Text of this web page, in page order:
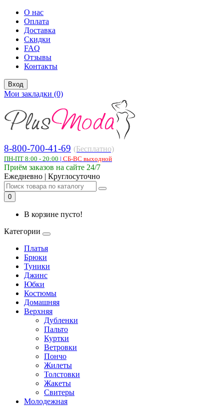
О нас
Оплата
Доставка
Скидки
FAQ
Отзывы
Контакты
Вход
Мои закладки (0)
8-800-700-41-69 (Бесплатно)
ПН-ПТ 8:00 - 20:00 | СБ-ВС выходной
Приём заказов на сайте 24/7
Ежедневно | Круглосуточно
0
В корзине пусто!
Категории
Платья
Брюки
Туники
Джинс
Юбки
Костюмы
Домашняя
Верхняя
Дубленки
Пальто
Куртки
Ветровки
Пончо
Жилеты
Толстовки
Жакеты
Свитеры
Молодежная